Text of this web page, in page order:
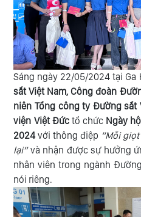
Sáng ngày 22/05/2024 tại Ga
sắt Việt Nam, Công đoàn
niên Tổng công ty Đường sắt
viện Việt Đứctổ chức Ngày
2024với thông điệp “Mỗi
lại”và nhận được sự hưởng
nhân viên trong ngành
nói riêng.